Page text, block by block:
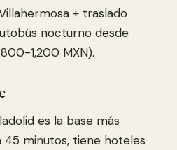
+ traslado
nocturno desde
1,200 MXN).
es la base más
minutos, tiene hoteles